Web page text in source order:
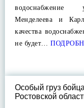
водоснабжение
Менделеева и
качества
не будет…
Особый груз
Ростовской